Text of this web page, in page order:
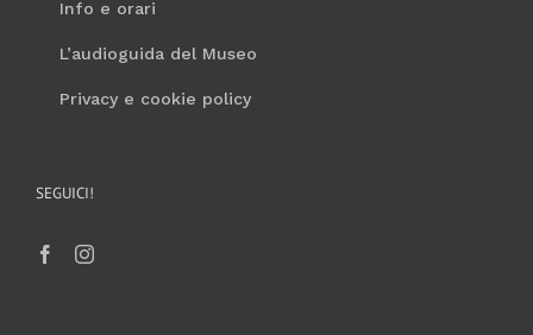
Info e orari
L’audioguida del Museo
Privacy e cookie policy
SEGUICI!